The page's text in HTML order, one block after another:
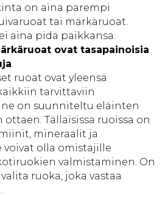
on aina parempi
tai märkäruoat.
aina pidä paikkansa.
ovat tasapainoisia
ruoat ovat yleensä
tarvittaviin
on suunniteltu eläinten
Tällaisissa ruoissa on
mineraalit ja
voivat olla omistajille
valmistaminen. On
ruoka, joka vastaa